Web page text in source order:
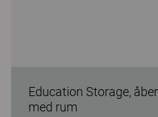
Education Storage,
med rum